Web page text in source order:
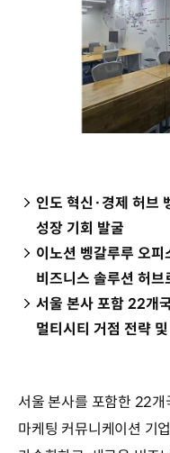
인도 혁신·경제 허브
성장 기회 발굴
이노션 벵갈루루 오
비즈니스 솔루션 허브
서울 본사 포함 22개
멀티시티 거점 전략
서울 본사를 포함한 22
마케팅 커뮤니케이션 기